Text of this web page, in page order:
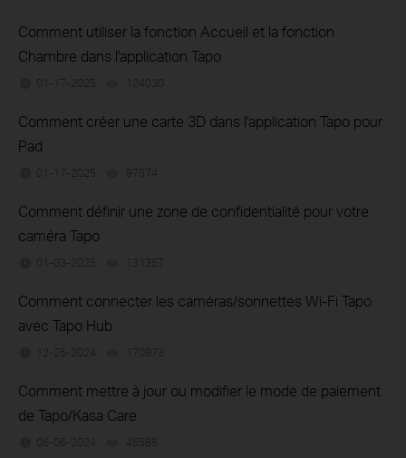
Comment utiliser la fonction Accueil et la fonction
Chambre dans l'application Tapo
01-17-2025 124030
Comment créer une carte 3D dans l'application Tapo pour
Pad
01-17-2025 97574
Comment définir une zone de confidentialité pour votre
caméra Tapo
01-03-2025 131357
Comment connecter les caméras/sonnettes Wi-Fi Tapo
avec Tapo Hub
12-25-2024 170873
Comment mettre à jour ou modifier le mode de paiement
de Tapo/Kasa Care
06-06-2024 45588